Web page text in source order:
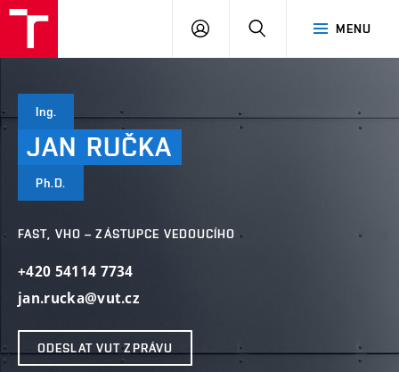
MENU
PŘIHLÁSIT
Ing.
JAN RUČKA
Ph.D.
FAST, VHO – ZÁSTUPCE VEDOUCÍHO
+420 54114 7734
jan.rucka@vut.cz
ODESLAT VUT ZPRÁVU